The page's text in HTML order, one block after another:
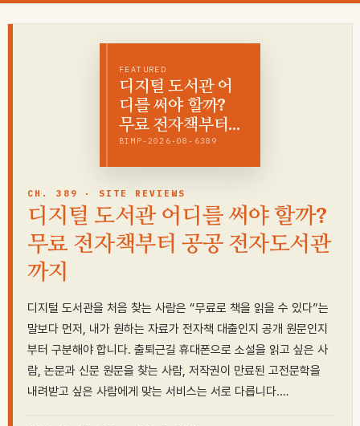
FEATURED
디지털 도서관 어
디를 써야 할까?
무료 전자책부터…
BIMP-2026-08-6389
CH. 389 · SITE REVIEWS
디지털 도서관 어디를 써야 할까?
무료 전자책부터 공공 전자도서관
까지
디지털 도서관을 처음 찾는 사람은 “무료로 책을 읽을 수 있다”는
말보다 먼저, 내가 원하는 자료가 전자책 대출인지 공개 원문인지
부터 구분해야 합니다. 출퇴근길 휴대폰으로 소설을 읽고 싶은 사
람, 논문과 신문 원문을 찾는 사람, 저작권이 만료된 고전문학을
내려받고 싶은 사람에게 맞는 서비스는 서로 다릅니다.…